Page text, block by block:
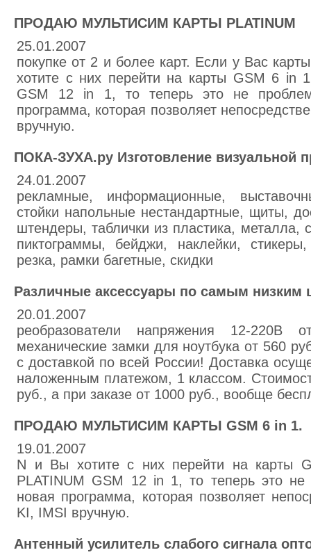
ПРОДАЮ МУЛЬТИСИМ КАРТЫ PLATINUM
25.01.2007
покупке от 2 и более карт. Если у Вас
хотите с них перейти на карты GSM 6 in
GSM 12 in 1, то теперь это не
программа, которая позволяет
вручную.
ПОКА-ЗУХА.ру Изготовление визуальной
24.01.2007
рекламные, информационные,
стойки напольные нестандартные, щиты,
штендеры, таблички из пластика,
пиктограммы, бейджи, наклейки,
резка, рамки багетные, скидки
Различные аксессуары по самым низким
20.01.2007
реобразователи напряжения 12-220В
механические замки для ноутбука от 560
с доставкой по всей России! Доставка
наложенным платежом, 1 классом.
руб., а при заказе от 1000 руб., вообще
ПРОДАЮ МУЛЬТИСИМ КАРТЫ GSM 6 in 1.
19.01.2007
N и Вы хотите с них перейти на карты
PLATINUM GSM 12 in 1, то теперь это не
новая программа, которая позволяет
KI, IMSI вручную.
Антенный усилитель слабого сигнала